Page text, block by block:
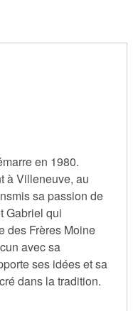
en 1980.
à Villeneuve, au
sa passion de
Gabriel qui
des Frères Moine
avec sa
ses idées et sa
dans la tradition.